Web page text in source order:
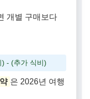
개별 구매보다
) - (추가 식비)
은 2026년 여행